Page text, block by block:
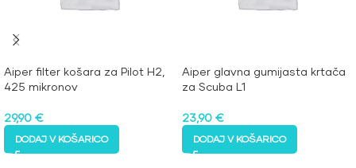
Aiper filter košara za Pilot H2,
425 mikronov
29,90 €
DODAJ V KOŠARICO
Aiper glavna gumijasta krtača
za Scuba L1
23,90 €
DODAJ V KOŠARICO